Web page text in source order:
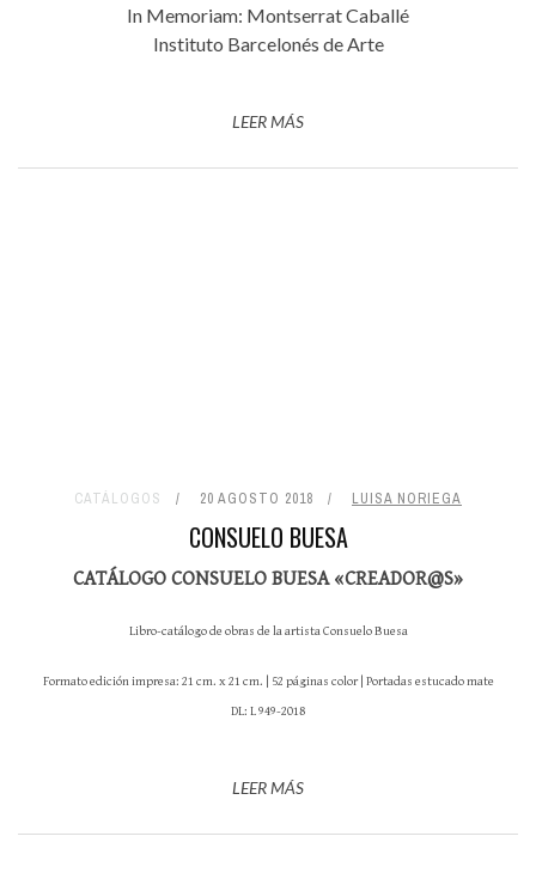
In Memoriam: Montserrat Caballé
Instituto Barcelonés de Arte
LEER MÁS
CATÁLOGOS 20 AGOSTO 2018 LUISA NORIEGA
CONSUELO BUESA
CATÁLOGO CONSUELO BUESA «CREADOR@S»
Libro-catálogo de obras de la artista Consuelo Buesa
Formato edición impresa: 21 cm. x 21 cm. | 52 páginas color | Portadas estucado mate
DL: L 949-2018
LEER MÁS